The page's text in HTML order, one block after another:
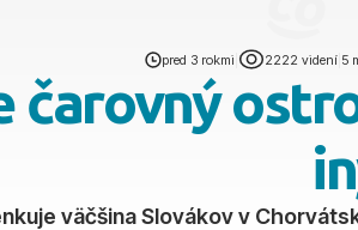
pred 3 rokmi 2222 videní| 5
čarovný
väčšina Slovákov v